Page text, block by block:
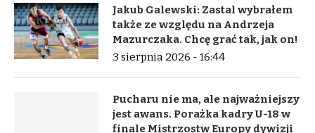
Jakub Galewski: Zastal wybrałem
także ze względu na Andrzeja
Mazurczaka. Chcę grać tak, jak on!
3 sierpnia 2026 - 16:44
Pucharu nie ma, ale najważniejszy
jest awans. Porażka kadry U-18 w
finale Mistrzostw Europy dywizji